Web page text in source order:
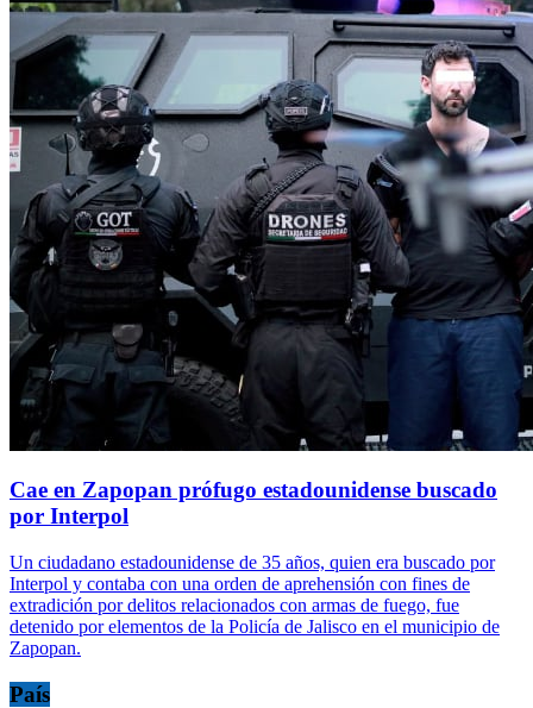
Cae en Zapopan prófugo estadounidense buscado
por Interpol
Un ciudadano estadounidense de 35 años, quien era buscado por
Interpol y contaba con una orden de aprehensión con fines de
extradición por delitos relacionados con armas de fuego, fue
detenido por elementos de la Policía de Jalisco en el municipio de
Zapopan.
País